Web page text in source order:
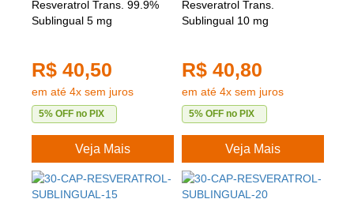
Resveratrol Trans. 99.9%
Sublingual 5 mg
R$ 40,50
em até 4x sem juros
5% OFF no PIX
Veja Mais
Resveratrol Trans.
Sublingual 10 mg
R$ 40,80
em até 4x sem juros
5% OFF no PIX
Veja Mais